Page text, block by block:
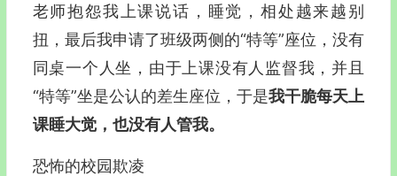
老师抱怨我上课说话，睡觉，相处越来越别
扭，最后我申请了班级两侧的“特等”座位，没有
同桌一个人坐，由于上课没有人监督我，并且
“特等”坐是公认的差生座位，于是我干脆每天上
课睡大觉，也没有人管我。
恐怖的校园欺凌